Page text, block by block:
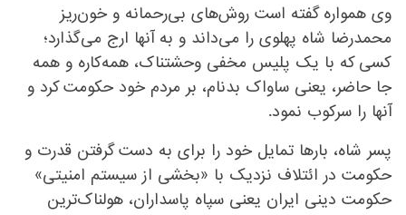
وی همواره گفته است روش‌های بی‌رحمانه و خون‌ریز
محمدرضا شاه پهلوی را می‌داند و به آنها ارج می‌گذارد؛
کسی که با یک پلیس مخفی وحشتناک، همه‌کاره و همه‌
جا حاضر، یعنی ساواک بدنام، بر مردم خود حکومت کرد و
آنها را سرکوب نمود.
پسر شاه، بارها تمایل خود را برای به دست گرفتن قدرت و
حکومت در ائتلاف نزدیک با «بخشی از سیستم امنیتی»
حکومت دینی ایران یعنی سپاه پاسداران، هولناک‌ترین